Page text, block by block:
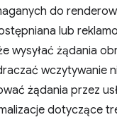
do
lub
wysyłać żądania
wczytywanie
żądania przez
dotyczące